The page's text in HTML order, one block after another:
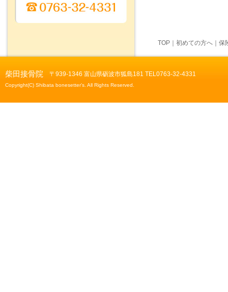
TOP 初めての方へ 保
柴田接骨院 〒939-1346 富山県砺波市狐島181 TEL0763-32-4331
Copyright(C) Shibata bonesetter's. All Rights Reserved.